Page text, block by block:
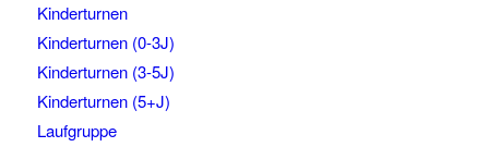
Kinderturnen
Kinderturnen (0-3J)
Kinderturnen (3-5J)
Kinderturnen (5+J)
Laufgruppe